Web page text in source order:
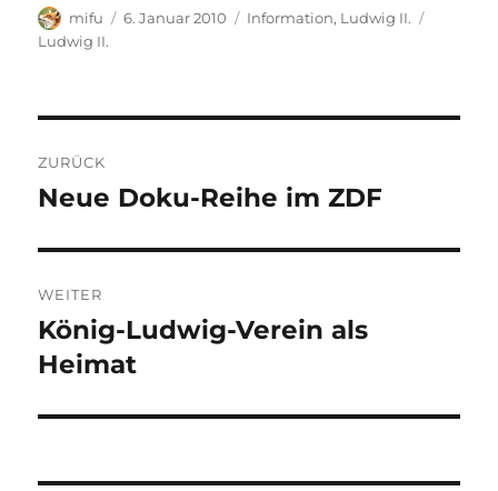
Autor
mifu
Veröffentlicht
6. Januar 2010 Kategorien
Information, Ludwig II.
Ludwig II.
ZURÜCK
Vorheriger
Neue Doku-Reihe im ZDF
WEITER
Nächster
Beitrag:
König-Ludwig-Verein als
Heimat